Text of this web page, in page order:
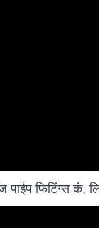
फिटिंग्स कं, लि.